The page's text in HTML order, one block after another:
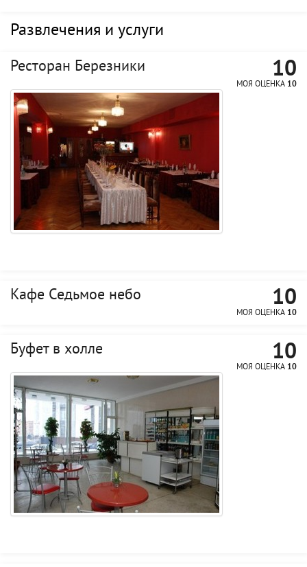
Развлечения и услуги
Ресторан Березники 10
МОЯ ОЦЕНКА 10
Кафе Седьмое небо 10
МОЯ ОЦЕНКА 10
Буфет в холле 10
МОЯ ОЦЕНКА 10